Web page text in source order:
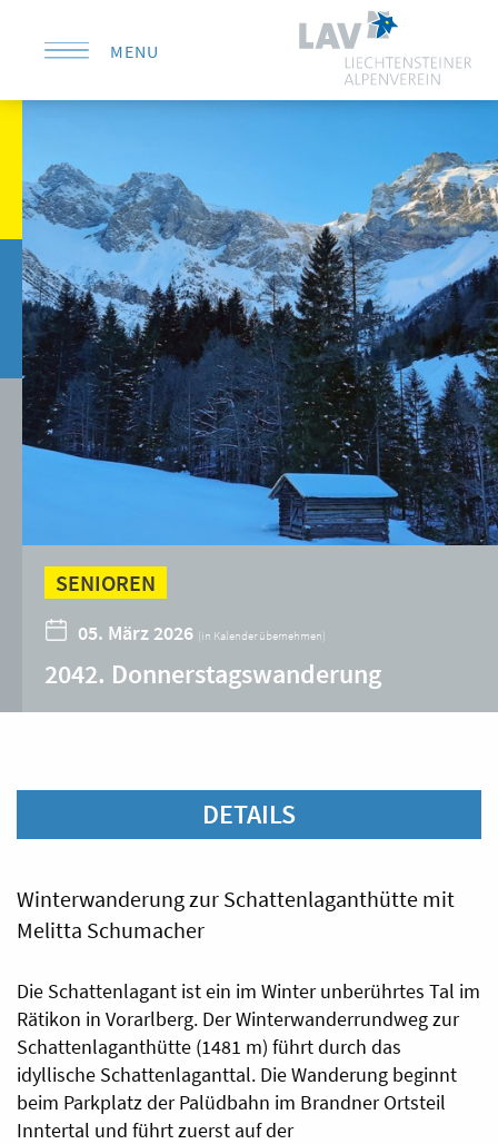
MENU
SENIOREN
05. März 2026 (in Kalender übernehmen)
2042. Donnerstagswanderung
DETAILS
Winterwanderung zur Schattenlaganthütte mit
Melitta Schumacher
Die Schattenlagant ist ein im Winter unberührtes Tal im
Rätikon in Vorarlberg. Der Winterwanderrundweg zur
Schattenlaganthütte (1481 m) führt durch das
idyllische Schattenlaganttal. Die Wanderung beginnt
beim Parkplatz der Palüdbahn im Brandner Ortsteil
Inntertal und führt zuerst auf der